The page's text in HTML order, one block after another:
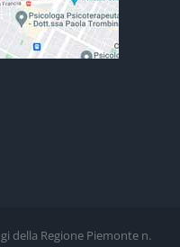
della Regione Piemonte n.